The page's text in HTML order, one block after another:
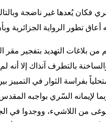
فكان يُعدها غير ناضجة
تطور الرواية الجزائرية
بلاغات التهديد بتفجير مقر
بالتطرف آنذاك إلا أنه
بفراسة الثوار في التمييز
لإيمانه السّري بواجبه
من اللاشيء، ووجدوا في